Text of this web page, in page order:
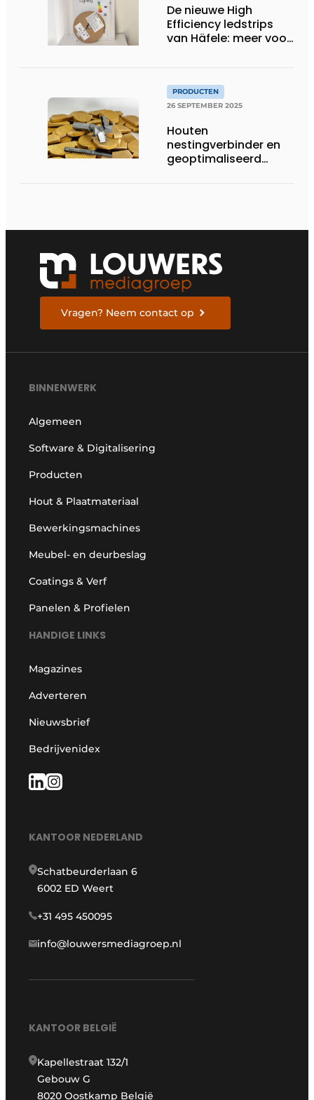
De nieuwe High
Efficiency ledstrips
van Häfele: meer voor
PRODUCTEN
26 SEPTEMBER 2025
Houten
nestingverbinder en
geoptimaliseerd
Vragen? Neem contact op
BINNENWERK
Algemeen
Software & Digitalisering
Producten
Hout & Plaatmateriaal
Bewerkingsmachines
Meubel- en deurbeslag
Coatings & Verf
Panelen & Profielen
HANDIGE LINKS
Magazines
Adverteren
Nieuwsbrief
Bedrijvenidex
KANTOOR NEDERLAND
Schatbeurderlaan 6
6002 ED Weert
+31 495 450095
info@louwersmediagroep.nl
KANTOOR BELGIË
Kapellestraat 132/1
Gebouw G
8020 Oostkamp België